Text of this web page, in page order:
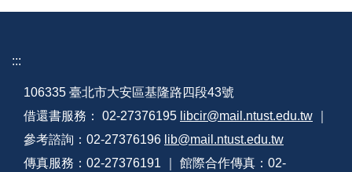
:::
106335 臺北市大安區基隆路四段43號
借還書服務： 02-27376195 libcir@mail.ntust.edu.tw
參考諮詢：02-27376196 lib@mail.ntust.edu.tw
傳真服務：02-27376191 ｜ 館際合作傳真：02-